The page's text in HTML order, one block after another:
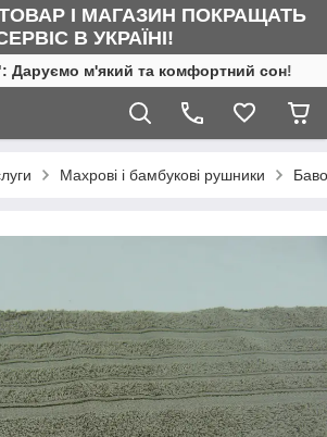
І МАГАЗИН ПОКРАЩАТЬ
В УКРАЇНІ!
Даруємо м'який та комфортний сон!
Махрові і бамбукові рушники